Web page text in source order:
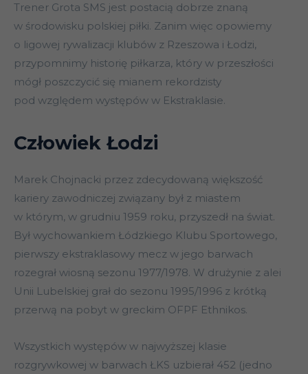
Trener Grota SMS jest postacią dobrze znaną
w środowisku polskiej piłki. Zanim więc opowiemy
o ligowej rywalizacji klubów z Rzeszowa i Łodzi,
przypomnimy historię piłkarza, który w przeszłości
mógł poszczycić się mianem rekordzisty
pod względem występów w Ekstraklasie.
Człowiek Łodzi
Marek Chojnacki przez zdecydowaną większość
kariery zawodniczej związany był z miastem
w którym, w grudniu 1959 roku, przyszedł na świat.
Był wychowankiem Łódzkiego Klubu Sportowego,
pierwszy ekstraklasowy mecz w jego barwach
rozegrał wiosną sezonu 1977/1978. W drużynie z alei
Unii Lubelskiej grał do sezonu 1995/1996 z krótką
przerwą na pobyt w greckim OFPF Ethnikos.
Wszystkich występów w najwyższej klasie
rozgrywkowej w barwach ŁKS uzbierał 452 (jedno